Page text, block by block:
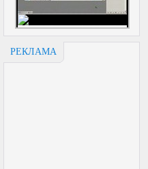
РЕКЛАМА